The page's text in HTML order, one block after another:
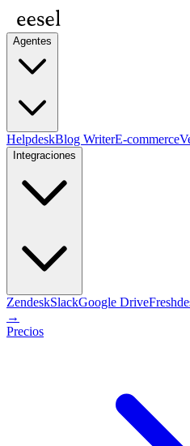
Agentes
HelpdeskBlog WriterE-commerce
Integraciones
ZendeskSlackGoogle Drive
→
Precios